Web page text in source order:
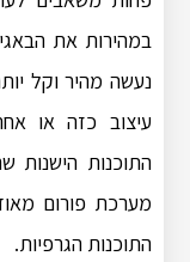
במהירות את
נעשה מהיר וקל
עיצוב כזה או
התוכנות הישנות
התוכנות הגרפיות.